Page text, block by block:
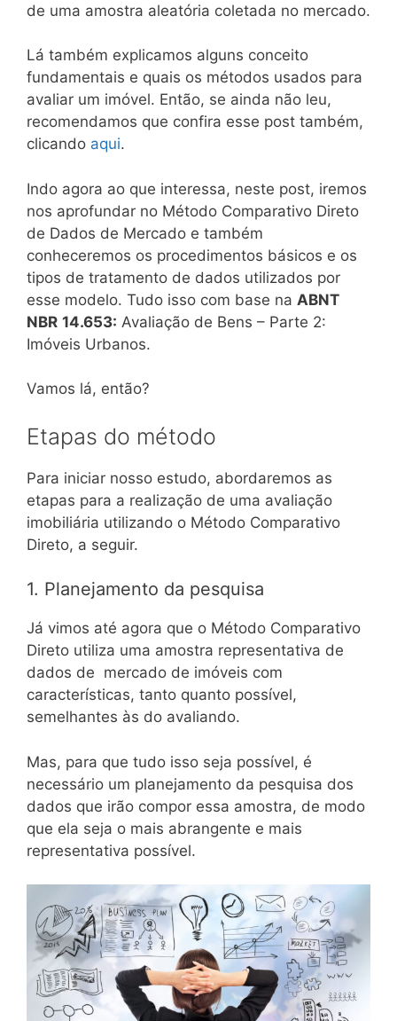
de uma amostra aleatória coletada no mercado.
Lá também explicamos alguns conceito
fundamentais e quais os métodos usados para
avaliar um imóvel. Então, se ainda não leu,
recomendamos que confira esse post também,
clicando aqui.
Indo agora ao que interessa, neste post, iremos
nos aprofundar no Método Comparativo Direto
de Dados de Mercado e também
conheceremos os procedimentos básicos e os
tipos de tratamento de dados utilizados por
esse modelo. Tudo isso com base na ABNT
NBR 14.653: Avaliação de Bens – Parte 2:
Imóveis Urbanos.
Vamos lá, então?
Etapas do método
Para iniciar nosso estudo, abordaremos as
etapas para a realização de uma avaliação
imobiliária utilizando o Método Comparativo
Direto, a seguir.
1. Planejamento da pesquisa
Já vimos até agora que o Método Comparativo
Direto utiliza uma amostra representativa de
dados de mercado de imóveis com
características, tanto quanto possível,
semelhantes às do avaliando.
Mas, para que tudo isso seja possível, é
necessário um planejamento da pesquisa dos
dados que irão compor essa amostra, de modo
que ela seja o mais abrangente e mais
representativa possível.